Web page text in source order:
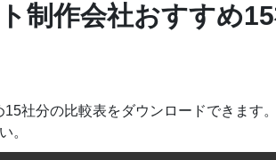
制作会社おすすめ
社分の比較表をダウンロードできます
。